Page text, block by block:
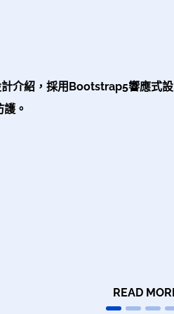
介紹，採用Bootstrap5響應式設
。
READ